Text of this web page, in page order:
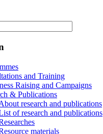
and Training
Raising and Campaigns
& Publications
research and publications
of research and publications
materials